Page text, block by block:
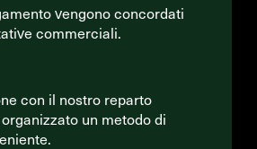
vengono concordati
commerciali.
con il nostro reparto
un metodo di